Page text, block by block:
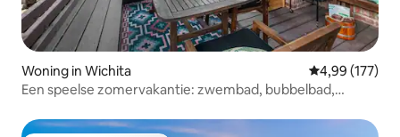
Woning in Wichita Gemiddelde
4,99 (177)
Een speelse zomervakantie: zwembad, bubbelbad,